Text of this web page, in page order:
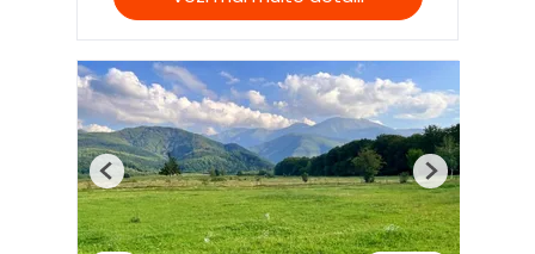
Previous Next